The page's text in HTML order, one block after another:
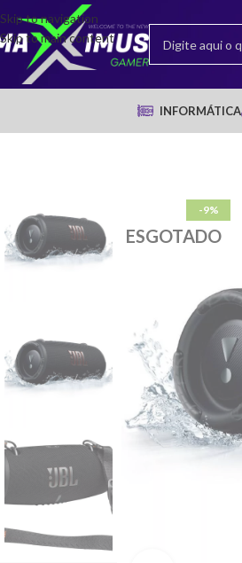
Skip to navigation
Skip to main content
INFORMÁTICA
-9%
ESGOTADO